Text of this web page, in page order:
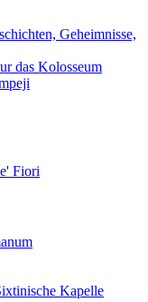
Geheimnisse,
das Kolosseum
Fiori
Kapelle